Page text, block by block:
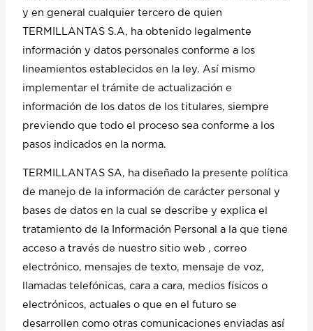
y en general cualquier tercero de quien
TERMILLANTAS S.A, ha obtenido legalmente
información y datos personales conforme a los
lineamientos establecidos en la ley. Así mismo
implementar el trámite de actualización e
información de los datos de los titulares, siempre
previendo que todo el proceso sea conforme a los
pasos indicados en la norma.
TERMILLANTAS SA, ha diseñado la presente política
de manejo de la información de carácter personal y
bases de datos en la cual se describe y explica el
tratamiento de la Información Personal a la que tiene
acceso a través de nuestro sitio web , correo
electrónico, mensajes de texto, mensaje de voz,
llamadas telefónicas, cara a cara, medios físicos o
electrónicos, actuales o que en el futuro se
desarrollen como otras comunicaciones enviadas así